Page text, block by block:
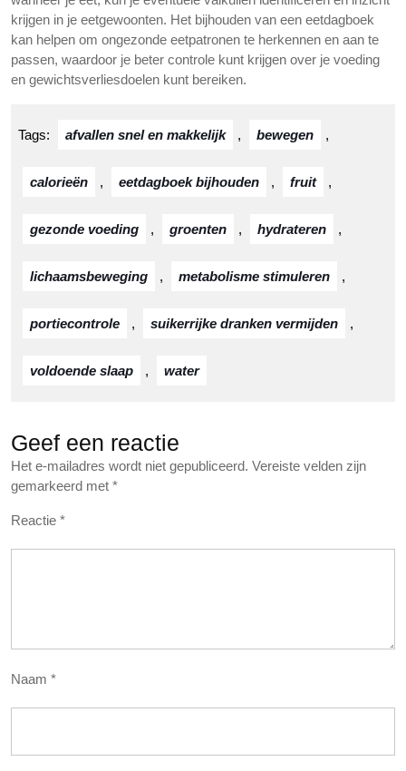
krijgen in je eetgewoonten. Het bijhouden van een eetdagboek
kan helpen om ongezonde eetpatronen te herkennen en aan te
passen, waardoor je beter controle kunt krijgen over je voeding
en gewichtsverliesdoelen kunt bereiken.
Tags: afvallen snel en makkelijk , bewegen ,
calorieën , eetdagboek bijhouden , fruit ,
gezonde voeding , groenten , hydrateren ,
lichaamsbeweging , metabolisme stimuleren ,
portiecontrole , suikerrijke dranken vermijden ,
voldoende slaap , water
Geef een reactie
Het e-mailadres wordt niet gepubliceerd. Vereiste velden zijn
gemarkeerd met *
Reactie *
Naam *